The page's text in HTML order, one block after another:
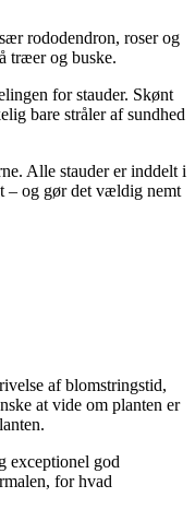
rododendron, roser og
træer og buske.
for stauder. Skønt
bare stråler af sundhed
Alle stauder er inddelt i
– og gør det vældig nemt
af blomstringstid,
at vide om planten er
exceptionel god
for hvad